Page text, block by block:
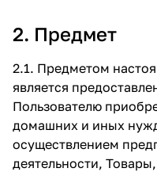
2. Предмет
2.1. Предметом
является
Пользователю
домашних и иных
осуществлением
деятельности,